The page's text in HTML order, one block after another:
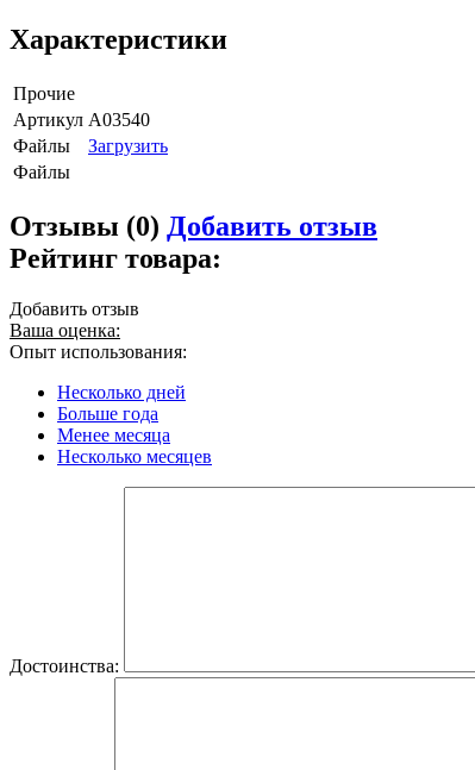
Характеристики
Прочие
Артикул A03540
Файлы
Загрузить
Файлы
Отзывы (0) Добавить отзыв
Рейтинг товара:
Добавить отзыв
Ваша оценка:
Опыт использования:
Несколько дней
Больше года
Менее месяца
Несколько месяцев
Достоинства: